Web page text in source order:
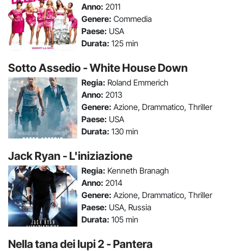
Anno: 2011
Genere: Commedia
Paese: USA
Durata: 125 min
Sotto Assedio - White House Down
Regia: Roland Emmerich
Anno: 2013
Genere: Azione, Drammatico, Thriller
Paese: USA
Durata: 130 min
Jack Ryan - L'iniziazione
Regia: Kenneth Branagh
Anno: 2014
Genere: Azione, Drammatico, Thriller
Paese: USA, Russia
Durata: 105 min
Nella tana dei lupi 2 - Pantera